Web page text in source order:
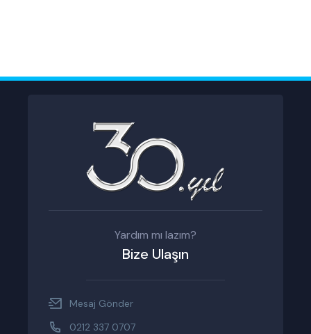
Yardım mı lazım?
Bize Ulaşın
Mesaj Gönder
0212 337 0707